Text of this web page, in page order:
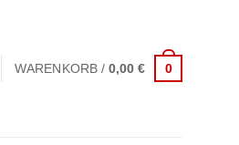
WARENKORB / 0,00€ 0